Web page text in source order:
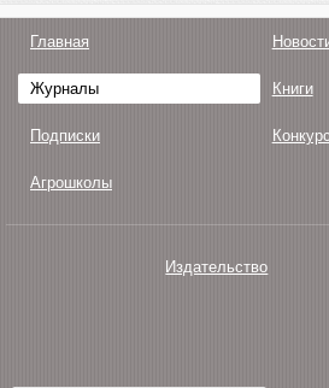
Главная
Журналы Книги
Подписки
Агрошколы
Издательство